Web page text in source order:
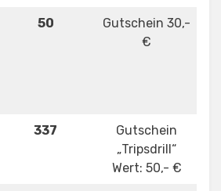
50
Gutschein 30,-
€
337
Gutschein
„Tripsdrill“
Wert: 50,- €